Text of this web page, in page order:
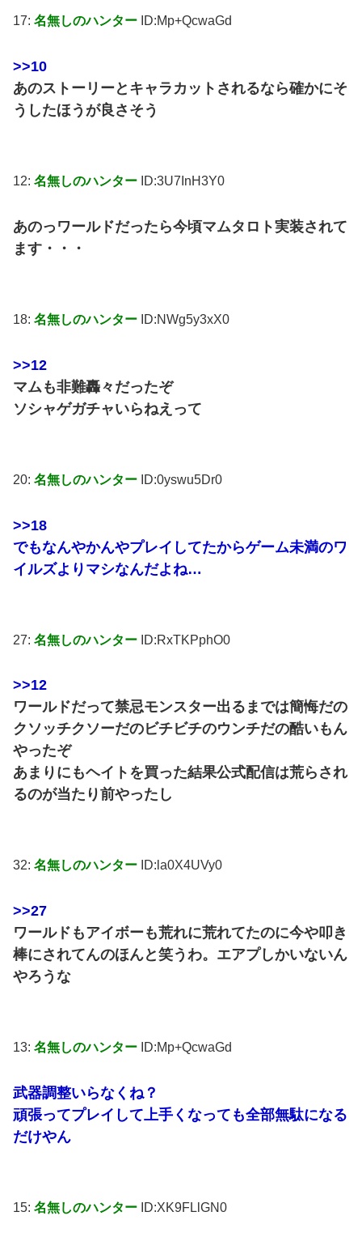
17: 名無しのハンター ID:Mp+QcwaGd
>>10
あのストーリーとキャラカットされるなら確かにそ
うしたほうが良さそう
12: 名無しのハンター ID:3U7InH3Y0
あのっワールドだったら今頃マムタロト実装されて
ます・・・
18: 名無しのハンター ID:NWg5y3xX0
>>12
マムも非難轟々だったぞ
ソシャゲガチャいらねえって
20: 名無しのハンター ID:0yswu5Dr0
>>18
でもなんやかんやプレイしてたからゲーム未満のワ
イルズよりマシなんだよね…
27: 名無しのハンター ID:RxTKPphO0
>>12
ワールドだって禁忌モンスター出るまでは簡悔だの
クソッチクソーだのビチビチのウンチだの酷いもん
やったぞ
あまりにもヘイトを買った結果公式配信は荒らされ
るのが当たり前やったし
32: 名無しのハンター ID:la0X4UVy0
>>27
ワールドもアイボーも荒れに荒れてたのに今や叩き
棒にされてんのほんと笑うわ。エアプしかいないん
やろうな
13: 名無しのハンター ID:Mp+QcwaGd
武器調整いらなくね？
頑張ってプレイして上手くなっても全部無駄になる
だけやん
15: 名無しのハンター ID:XK9FLlGN0